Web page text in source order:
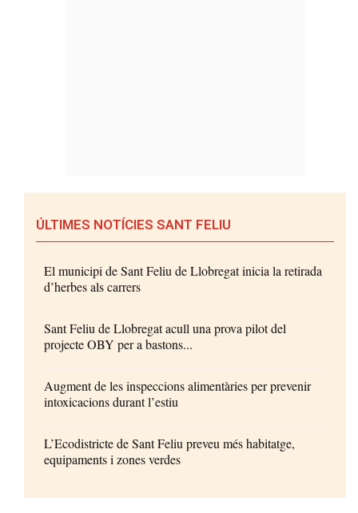
ÚLTIMES NOTÍCIES SANT FELIU
El municipi de Sant Feliu de Llobregat inicia la retirada
d’herbes als carrers
Sant Feliu de Llobregat acull una prova pilot del
projecte OBY per a bastons...
Augment de les inspeccions alimentàries per prevenir
intoxicacions durant l’estiu
L’Ecodistricte de Sant Feliu preveu més habitatge,
equipaments i zones verdes